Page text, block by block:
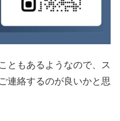
ともあるようなので、ス
連絡するのが良いかと思